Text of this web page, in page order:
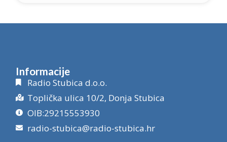
Informacije
Radio Stubica d.o.o.
Toplička ulica 10/2, Donja Stubica
OIB:29215553930
radio-stubica@radio-stubica.hr